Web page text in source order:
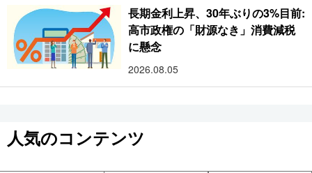
長期金利上昇、30年ぶりの3%目前:
高市政権の「財源なき」消費減税
に懸念
2026.08.05
人気のコンテンツ